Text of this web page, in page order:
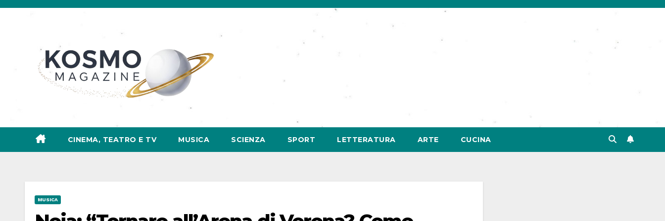
Salta
CINEMA, TEATRO E TV MUSICA SCIENZA SPORT LETTERATURA ARTE CUCINA
MUSICA